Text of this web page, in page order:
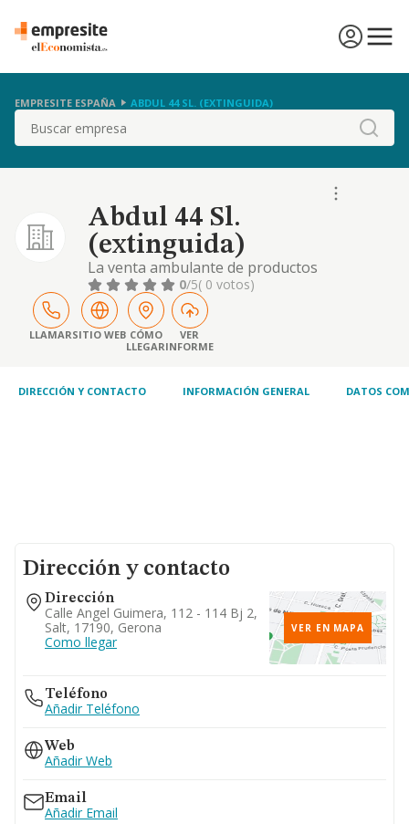
EMPRESITE ESPAÑA ABDUL 44 SL. (EXTINGUIDA)
Buscar
Abdul 44 Sl.
(extinguida)
La venta ambulante de productos
alimenticios
0/5( 0 votos)
LLAMARSITIO WEB CÓMO
LLEGAR
VER
INFORME
DIRECCIÓN Y CONTACTO INFORMACIÓN GENERAL DATOS
Dirección y contacto
Dirección
Calle Angel Guimera, 112 - 114 Bj 2,
Salt, 17190, Gerona
Como llegar
VER EN MAPA
Teléfono
Añadir Teléfono
Web
Añadir Web
Email
Añadir Email